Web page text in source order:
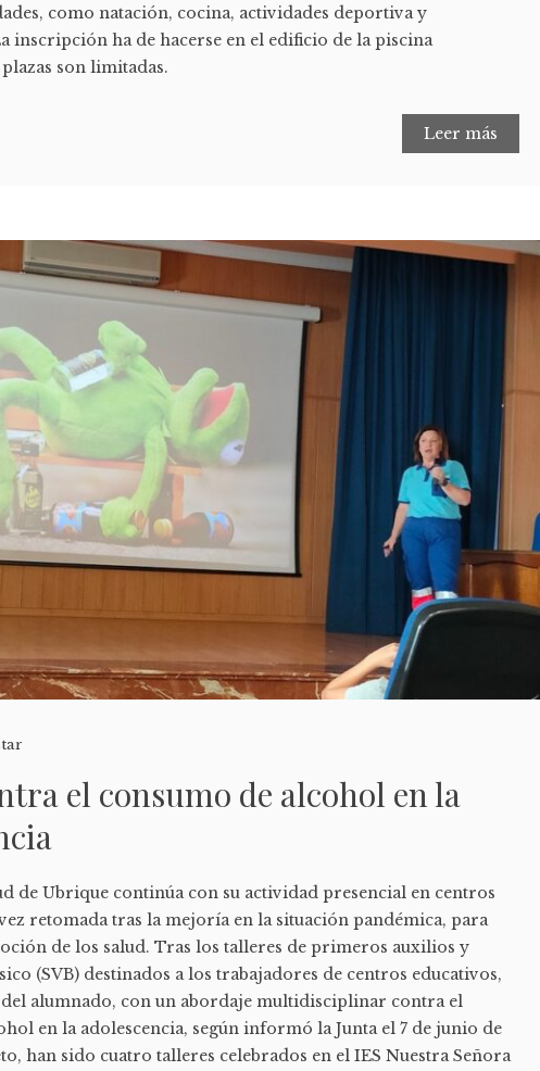
como natación, cocina, actividades deportiva y
inscripción ha de hacerse en el edificio de la piscina
son limitadas.
Leer más
el consumo de alcohol en la
de Ubrique continúa con su actividad presencial en centros
retomada tras la mejoría en la situación pandémica, para
de los salud. Tras los talleres de primeros auxilios y
(SVB) destinados a los trabajadores de centros educativos,
alumnado, con un abordaje multidisciplinar contra el
en la adolescencia, según informó la Junta el 7 de junio de
han sido cuatro talleres celebrados en el IES Nuestra Señora